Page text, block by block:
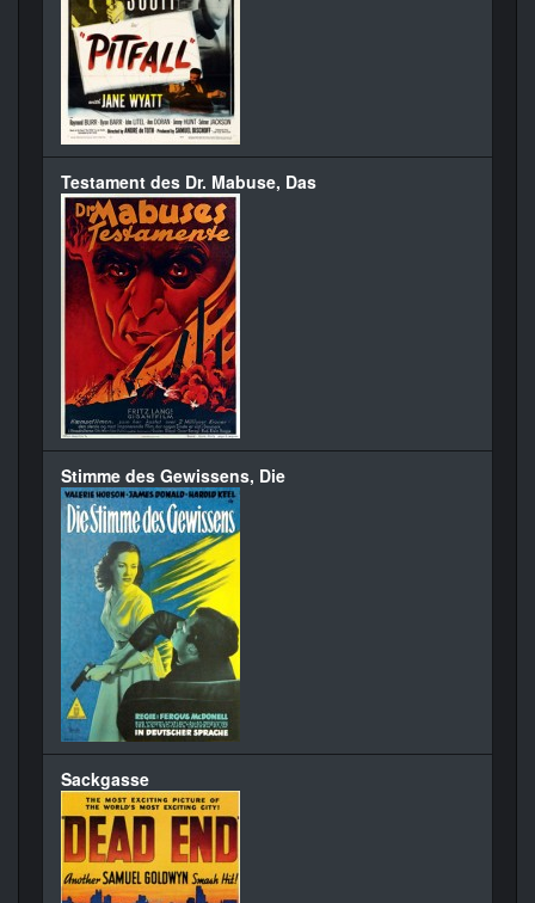
Testament des Dr. Mabuse, Das
Stimme des Gewissens, Die
Sackgasse